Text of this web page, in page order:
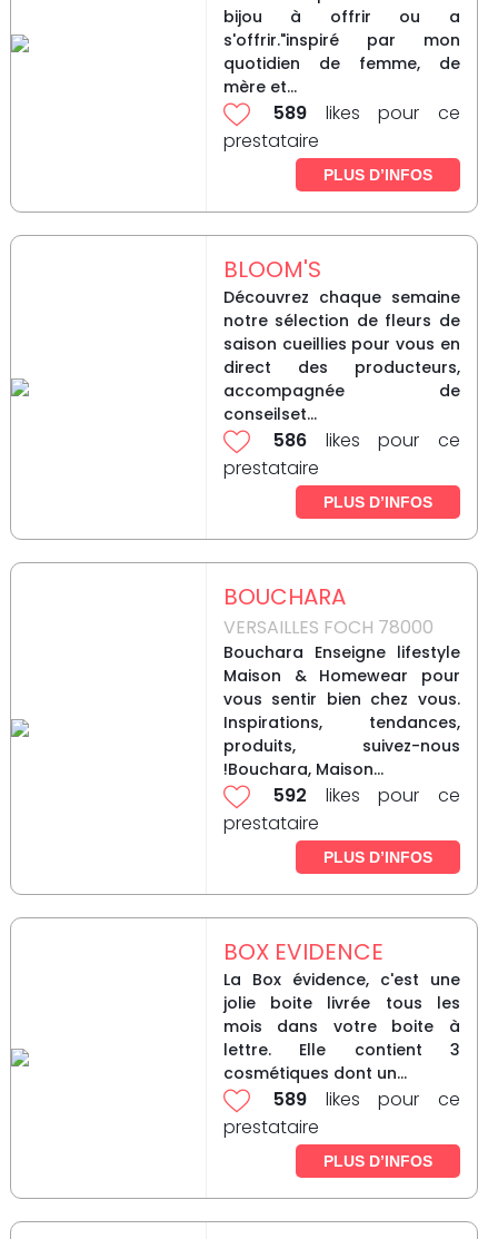
bijou à offrir ou a
s'offrir."inspiré par mon
quotidien de femme, de
mère et...
589 likes pour ce
prestataire
PLUS D’INFOS
BLOOM'S
Découvrez chaque semaine
notre sélection de fleurs de
saison cueillies pour vous en
direct des producteurs,
accompagnée de
conseilset...
586 likes pour ce
prestataire
PLUS D’INFOS
BOUCHARA
VERSAILLES FOCH 78000
Bouchara Enseigne lifestyle
Maison & Homewear pour
vous sentir bien chez vous.
Inspirations, tendances,
produits, suivez-nous
!Bouchara, Maison...
592 likes pour ce
prestataire
PLUS D’INFOS
BOX EVIDENCE
La Box évidence, c'est une
jolie boite livrée tous les
mois dans votre boite à
lettre. Elle contient 3
cosmétiques dont un...
589 likes pour ce
prestataire
PLUS D’INFOS